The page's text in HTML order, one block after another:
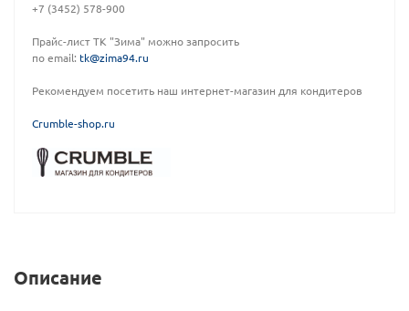
+7 (3452) 578-900
Прайс-лист ТК "Зима" можно запросить
по email: tk@zima94.ru
Рекомендуем посетить наш интернет-магазин для кондитеров
Crumble-shop.ru
Описание